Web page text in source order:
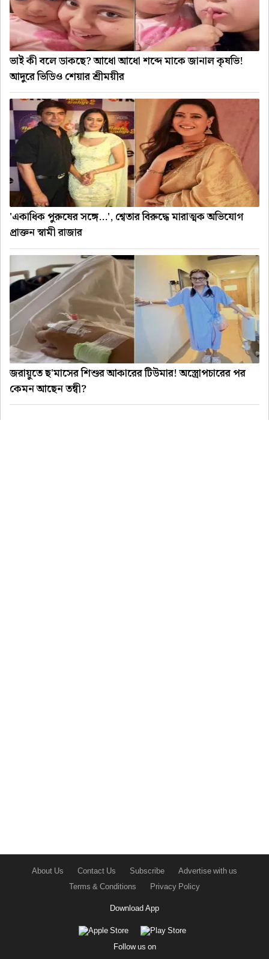
ভাই কী বলে ডাকছে? আধো আধো শব্দে মাকে জানাল কৃষভি!
আদুরে ভিডিও শেয়ার শ্রীময়ীর
'একাধিক পুরুষের সঙ্গে...', শ্বেতার বিরুদ্ধে মারাত্মক অভিযোগ
প্রাক্তন স্বামী রাজার
জরায়ুতে ছ'মাসের শিশুর আকারের টিউমার! অস্ত্রোপচারের পর
কেমন আছেন তন্বী?
About Us Contact Us Subscribe
Advertise with us
Terms & Conditions
Privacy Policy
Download App
Follow us on